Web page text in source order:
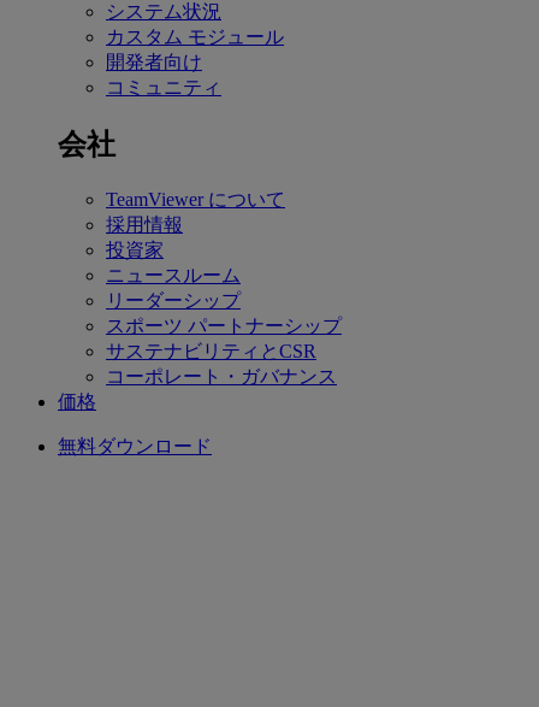
システム状況
カスタム モジュール
開発者向け
コミュニティ
会社
TeamViewer について
採用情報
投資家
ニュースルーム
リーダーシップ
スポーツ パートナーシップ
サステナビリティとCSR
コーポレート・ガバナンス
価格
無料ダウンロード